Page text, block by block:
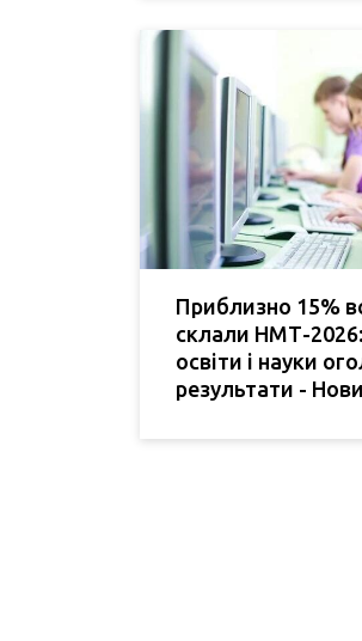
Приблизно 15%
склали НМТ-2026:
освіти і науки
результати -